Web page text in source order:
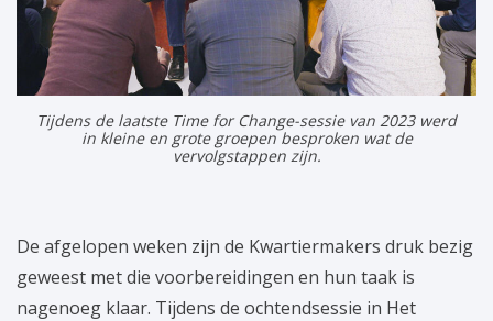
Tijdens de laatste Time for Change-sessie van 2023 werd
in kleine en grote groepen besproken wat de
vervolgstappen zijn.
De afgelopen weken zijn de Kwartiermakers druk bezig
geweest met die voorbereidingen en hun taak is
nagenoeg klaar. Tijdens de ochtendsessie in Het